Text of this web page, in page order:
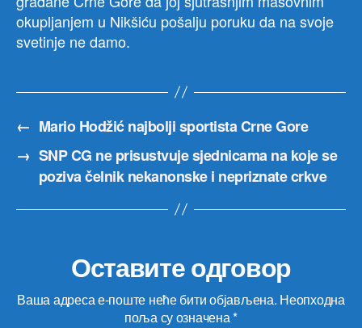
okupljanjem u Nikšiću pošalju poruku da na svoje
svetinje ne damo.
← Mario Hodžić najbolji sportista Crne Gore
→ SNP CG ne prisustvuje sjednicama na koje se
poziva čelnik nekanonske i nepriznate crkve
Оставите одговор
Ваша адреса е-поште неће бити објављена. Неопходна
поља су означена*